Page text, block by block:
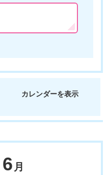
カレンダーを表示
6 月